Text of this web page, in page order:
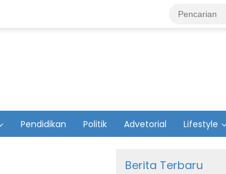
Pendidikan Politik Advetorial Lifestyle
Berita Terbaru